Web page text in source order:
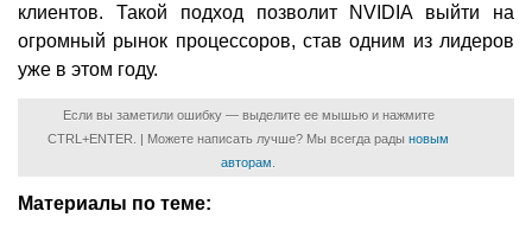
клиентов. Такой подход позволит NVIDIA выйти на
огромный рынок процессоров, став одним из лидеров
уже в этом году.
Если вы заметили ошибку — выделите ее мышью и нажмите
CTRL+ENTER. | Можете написать лучше? Мы всегда рады новым
авторам
Материалы по теме: